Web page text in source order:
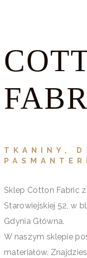
TKANINY,
Sklep Cotton Fabric
Starowiejskiej 52, w
Gdynia Główna.
W naszym sklepie
materiałów.